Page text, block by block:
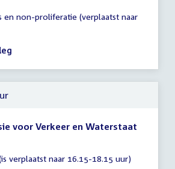
en non-proliferatie (verplaatst naar
voor Verkeer en Waterstaat
verplaatst naar 16.15-18.15 uur)